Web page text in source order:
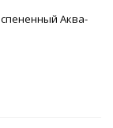
Аква-